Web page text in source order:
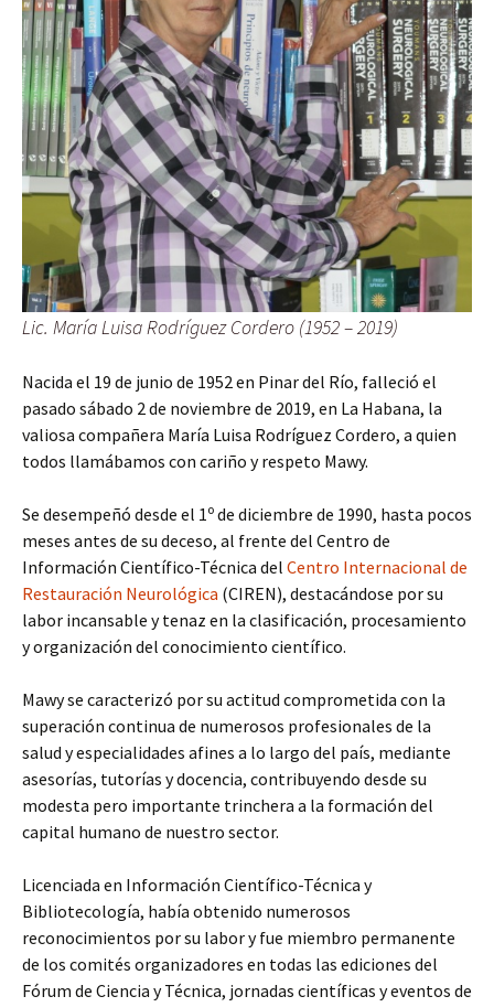
Lic. María Luisa Rodríguez Cordero (1952 – 2019)
Nacida el 19 de junio de 1952 en Pinar del Río, falleció el
pasado sábado 2 de noviembre de 2019, en La Habana, la
valiosa compañera María Luisa Rodríguez Cordero, a quien
todos llamábamos con cariño y respeto Mawy.
Se desempeñó desde el 1 o de diciembre de 1990, hasta pocos
meses antes de su deceso, al frente del Centro de
Información Científico-Técnica del Centro Internacional de
Restauración Neurológica (CIREN), destacándose por su
labor incansable y tenaz en la clasificación, procesamiento
y organización del conocimiento científico.
Mawy se caracterizó por su actitud comprometida con la
superación continua de numerosos profesionales de la
salud y especialidades afines a lo largo del país, mediante
asesorías, tutorías y docencia, contribuyendo desde su
modesta pero importante trinchera a la formación del
capital humano de nuestro sector.
Licenciada en Información Científico-Técnica y
Bibliotecología, había obtenido numerosos
reconocimientos por su labor y fue miembro permanente
de los comités organizadores en todas las ediciones del
Fórum de Ciencia y Técnica, jornadas científicas y eventos de